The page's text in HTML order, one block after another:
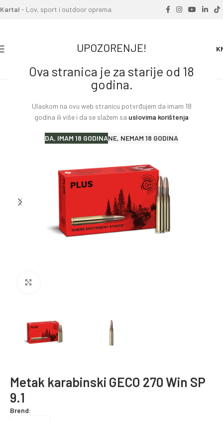
UPOZORENJE!
Ova stranica je za starije od 18
godina.
Ulaskom na ovu web stranicu potvrđujem da imam 18
godina ili više i da se slažem sa uslovima korištenja
DA, IMAM 18 GODINANE, NEMAM 18 GODINA
Kartal - Lov, sport i outdoor oprema
»Proizvodi »Metak karabinski GECO 270 Win SP 9.1
Metak karabinski GECO 270 Win SP
9.1
Brend: